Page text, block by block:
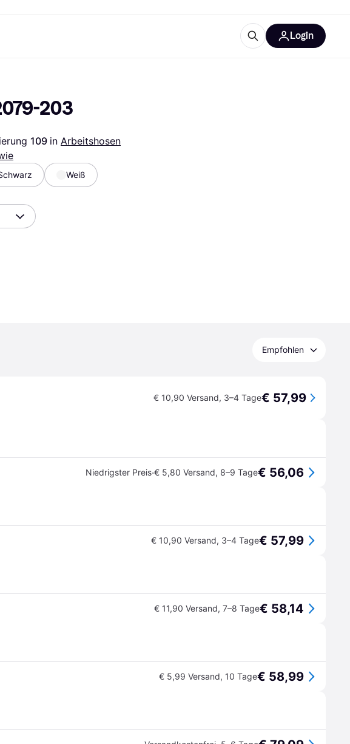
Wearables
& Musik
Alle Kategorien
Login
203
109 in Arbeitshosen
Weiß
Empfohlen
€ 10,90 Versand, 3–4 Tage€ 57,99
Niedrigster Preis·€ 5,80 Versand, 8–9 Tage€ 56,06
€ 10,90 Versand, 3–4 Tage€ 57,99
€ 11,90 Versand, 7–8 Tage€ 58,14
€ 5,99 Versand, 10 Tage€ 58,99